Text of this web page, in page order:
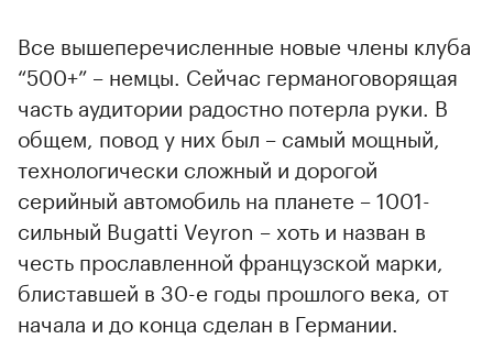
Все вышеперечисленные новые члены клуба
“500+” – немцы. Сейчас германоговорящая
часть аудитории радостно потерла руки. В
общем, повод у них был – самый мощный,
технологически сложный и дорогой
серийный автомобиль на планете – 1001-
сильный Bugatti Veyron – хоть и назван в
честь прославленной французской марки,
блиставшей в 30-е годы прошлого века, от
начала и до конца сделан в Германии.